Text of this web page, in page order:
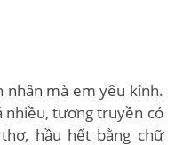
mà em yêu kính.
nhiều, tương truyền có
hầu hết bằng chữ